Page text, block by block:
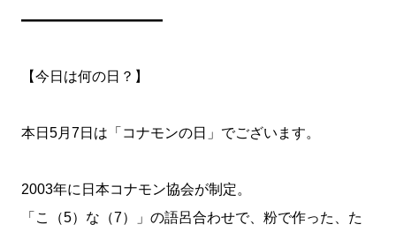
━━━━━━━━━━
【今日は何の日？】
本日5月7日は「コナモンの日」でございます。
2003年に日本コナモン協会が制定。
「こ（5）な（7）」の語呂合わせで、粉で作った、た